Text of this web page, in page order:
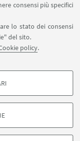
consensi più specifici
lo stato dei consensi
del sito.
policy.
sul sito, per analisi